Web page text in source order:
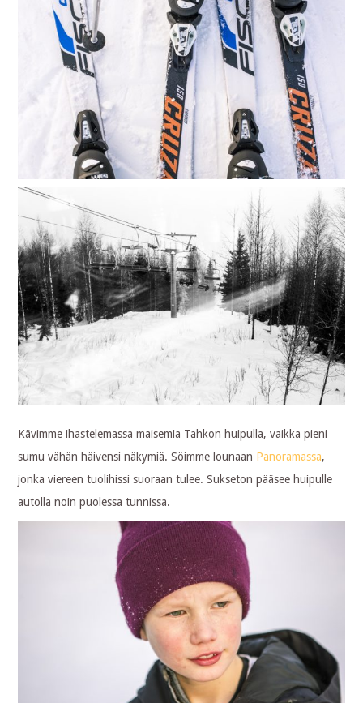
Kävimme ihastelemassa maisemia Tahkon huipulla, vaikka pieni
sumu vähän häivensi näkymiä. Söimme lounaan Panoramassa,
jonka viereen tuolihissi suoraan tulee. Sukseton pääsee huipulle
autolla noin puolessa tunnissa.